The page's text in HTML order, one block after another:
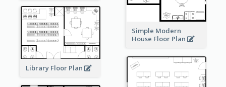
Simple Modern
House Floor Plan
Library Floor Plan